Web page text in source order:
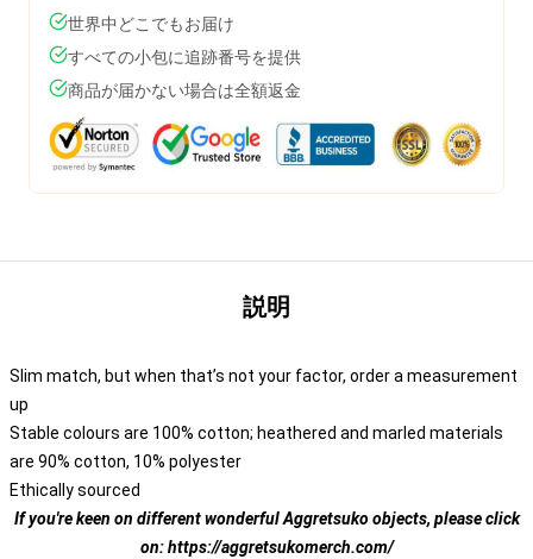
世界中どこでもお届け
すべての小包に追跡番号を提供
商品が届かない場合は全額返金
説明
Slim match, but when that’s not your factor, order a measurement
up
Stable colours are 100% cotton; heathered and marled materials
are 90% cotton, 10% polyester
Ethically sourced
If you're keen on different wonderful Aggretsuko objects, please click
on:https://aggretsukomerch.com/